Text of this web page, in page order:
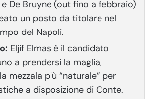
e De Bruyne (out fino a febbraio)
un posto da titolare nel
del Napoli.
Eljif Elmas è il candidato
a prendersi la maglia,
mezzala più “naturale” per
a disposizione di Conte.